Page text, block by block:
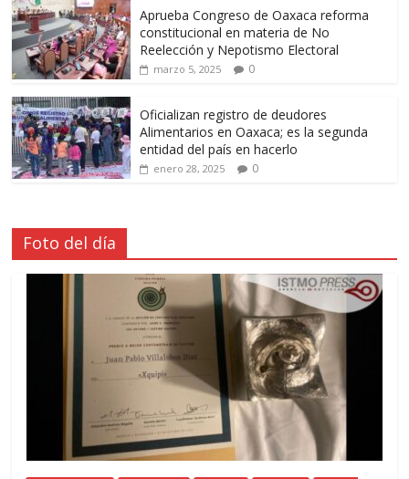
Aprueba Congreso de Oaxaca reforma
constitucional en materia de No
Reelección y Nepotismo Electoral
marzo 5, 2025 0
Oficializan registro de deudores
Alimentarios en Oaxaca; es la segunda
entidad del país en hacerlo
enero 28, 2025 0
Foto del día